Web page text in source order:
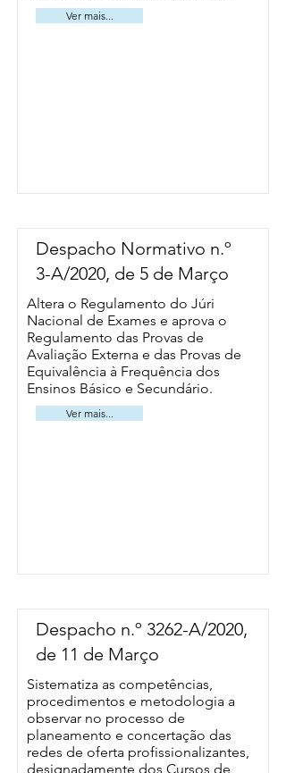
Ver mais...
Despacho Normativo n.º
3-A/2020, de 5 de Março
Altera o Regulamento do Júri
Nacional de Exames e aprova o
Regulamento das Provas de
Avaliação Externa e das Provas de
Equivalência à Frequência dos
Ensinos Básico e Secundário.
Ver mais...
Despacho n.º 3262-A/2020,
de 11 de Março
Sistematiza as competências,
procedimentos e metodologia a
observar no processo de
planeamento e concertação das
redes de oferta profissionalizantes,
designadamente dos Cursos de